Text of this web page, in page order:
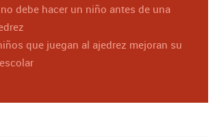
debe hacer un niño antes de una
que juegan al ajedrez mejoran su